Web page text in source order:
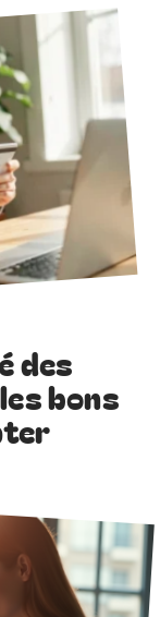
des
bons